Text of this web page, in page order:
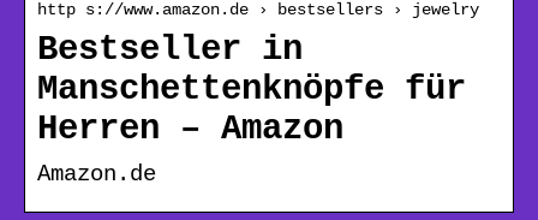
http s://www.amazon.de › bestsellers › jewelry
Bestseller in
Manschettenknöpfe für
Herren – Amazon
Amazon.de